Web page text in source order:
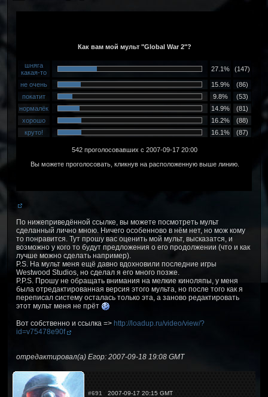
По нижеприведённой ссылке, вы можете посмотреть мульт
сделанный лично мною. Ничего особенново в нём нет, но мож кому
то понравится. Тут прошу вас оценить мой мульт, высказатся, и
возможно у кого то будут предложения о его продолжении (что и как
лучше можно сделать например).
P.S. На мульт меня ещё давно вдохновили последние игры
Westwood Studios, но сделал я его много позже.
P.P.S. Прошу не обращать внимания на мелкие киноляпы, у меня
была отредактированная версия этого мульта, но после того как я
переписал систему осталась только эта, а заново редактировать
этот мульт меня не прёт
Вот собственно и ссылка => http://loadup.ru/video/view/?
id=v75478e90f
отредактировал(а) Егор: 2007-09-18 19:08 GMT
#691 2007-09-17 20:15 GMT